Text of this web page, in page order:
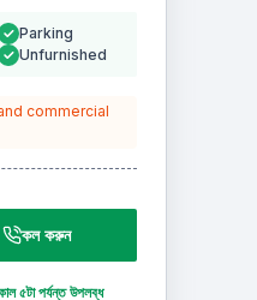
Parking
Unfurnished
commercial
কল করুন
৫টা পর্যন্ত উপলব্ধ